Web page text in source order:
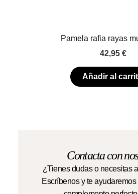
Pamela rafia rayas
42,95 €
Añadir al
Contacta con
¿Tienes dudas o necesitas
Escríbenos y te ayudaremos